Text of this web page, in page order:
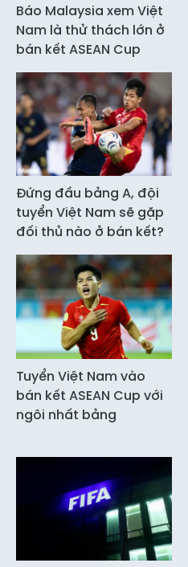
Báo Malaysia xem Việt
Nam là thử thách lớn ở
bán kết ASEAN Cup
Đứng đầu bảng A, đội
tuyển Việt Nam sẽ gặp
đối thủ nào ở bán kết?
Tuyển Việt Nam vào
bán kết ASEAN Cup với
ngôi nhất bảng